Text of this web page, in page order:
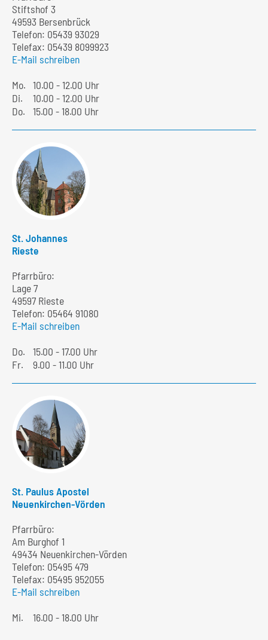
Stiftshof 3
49593 Bersenbrück
Telefon: 05439 93029
Telefax: 05439 8099923
E-Mail schreiben
Mo. 10.00 - 12.00 Uhr
Di.
10.00 - 12.00 Uhr
Do.
15.00 - 18.00 Uhr
St. Johannes
Rieste
Pfarrbüro:
Lage 7
49597 Rieste
Telefon: 05464 91080
E-Mail schreiben
Do.
15.00 - 17.00 Uhr
Fr.
9.00 - 11.00 Uhr
St. Paulus Apostel
Neuenkirchen-Vörden
Pfarrbüro:
Am Burghof 1
49434 Neuenkirchen-Vörden
Telefon: 05495 479
Telefax: 05495 952055
E-Mail schreiben
Mi.
16.00 - 18.00 Uhr